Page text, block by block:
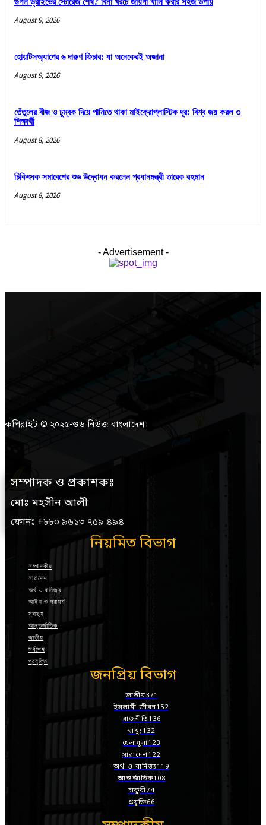
গুগল ড্রাইভের স্টোরেজ শেষ? বিনা খরচে জায়গা খালি করার সহজ উপায়
August 9, 2026
হোয়াটসঅ্যাপের ৬ দারুণ ফিচার: যা অনেকেরই অজানা
August 9, 2026
তেঁতুলের বীজ ও চুম্বক দিয়ে পানিতে থাকা মাইক্রোপ্লাস্টিক দূর: বিশ্ব জয় করল ৩
শিক্ষার্থী
August 8, 2026
চিকিৎসক সমাবেশের শুভ উদ্বোধন করলেন প্রধানমন্ত্রী তারেক রহমান
August 8, 2026
- Advertisement -
কপিরাইট © ২০২৫-গুড নিউজ বাংলাদেশ।
সম্পাদক ও প্রকাশকঃ
মোঃ মহসীন আলী
ফোনঃ +৮৮০ ৯৬১৩ ৭৫৯ ৪৯৪
নিয়মিত বিভাগ
সম্পাদকীয়
সারাদেশ
অর্থ ও বানিজ্য
আইন ও পরামর্শ
স্বাস্থ্য
আন্তর্জাতিক
জাতীয়
সর্বশেষ
প্রযুক্তি
জনপ্রিয় বিভাগ
জাতীয়371
ইসলামী জীবন152
রাজনীতি136
স্বাস্থ্য132
খেলাধুলা123
সারাদেশ122
অর্থ ও বানিজ্য119
আন্তর্জাতিক108
চাকুরী74
প্রযুক্তি66